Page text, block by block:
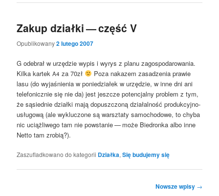
Zakup działki — część V
Opublikowany2 lutego 2007
G ode­brał w urzę­dzie wypis i wyrys z pla­nu zago­spo­da­ro­wa­nia.
Kil­ka kar­tekA4 za 70zł
Poza naka­zem zasa­dze­nia pra­wie
lasu (do wyja­śnie­nia w ponie­dzia­łek w urzę­dzie, w inne dni ani
tele­fo­nicz­nie się nie da) jest jesz­cze poten­cjal­ny pro­blem z tym,
że sąsied­nie dział­ki mają dopusz­czo­ną dzia­łal­ność pro­duk­cyj­no-
usłu­go­wą (ale wyklu­czo­ne są warsz­ta­ty samo­cho­do­we, to chy­ba
nic uciąż­li­we­go tam nie powsta­nie — może Bie­dron­ka albo inne
Net­to tam zrobią?).
Zaszufladkowano do kategorii Działka,Się budujemy się
Nowsze wpisy →